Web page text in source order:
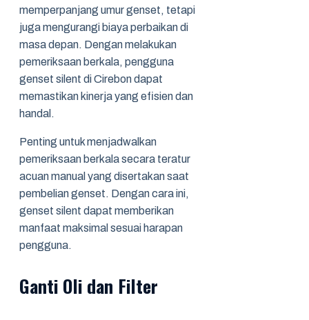
memperpanjang umur genset, tetapi
juga mengurangi biaya perbaikan di
masa depan. Dengan melakukan
pemeriksaan berkala, pengguna
genset silent di Cirebon dapat
memastikan kinerja yang efisien dan
handal.
Penting untuk menjadwalkan
pemeriksaan berkala secara teratur
acuan manual yang disertakan saat
pembelian genset. Dengan cara ini,
genset silent dapat memberikan
manfaat maksimal sesuai harapan
pengguna.
Ganti Oli dan Filter